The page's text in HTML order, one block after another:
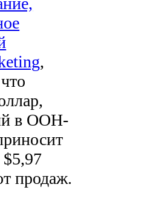
,
в OOH-
продаж.